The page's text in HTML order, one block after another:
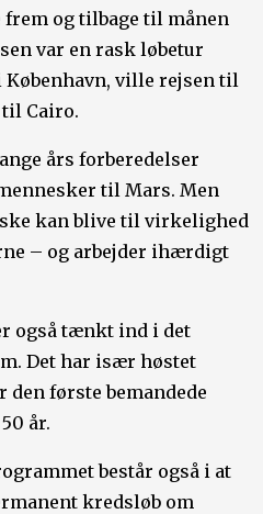
og tilbage til månen
var en rask løbetur
ville rejsen til
Cairo.
års forberedelser
til Mars. Men
kan blive til virkelighed
– og arbejder ihærdigt
også tænkt ind i det
Det har især høstet
første bemandede
år.
består også i at
kredsløb om